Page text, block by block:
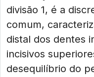
divisão 1, é a
comum,
distal dos dentes
incisivos
desequilíbrio do